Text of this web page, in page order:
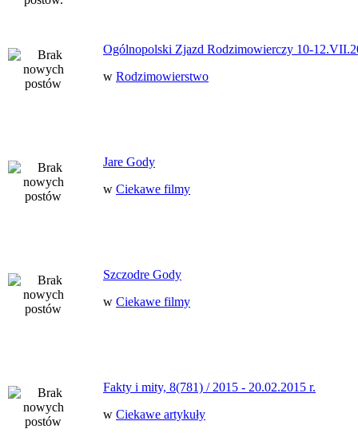
Ogólnopolski Zjazd Rodzimowierczy 10-
w Rodzimowierstwo
Jare Gody
w Ciekawe filmy
Szczodre Gody
w Ciekawe filmy
Fakty i mity, 8(781) / 2015 - 20.02.2015 r.
w Ciekawe artykuły